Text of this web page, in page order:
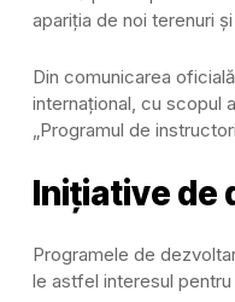
apariția de noi terenuri
Din comunicarea
internațional, cu scopul
„Programul de
Inițiative de
Programele de
le astfel interesul